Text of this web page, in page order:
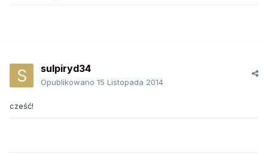
sulpiryd34
Opublikowano 15 Listopada 2014
cześć!